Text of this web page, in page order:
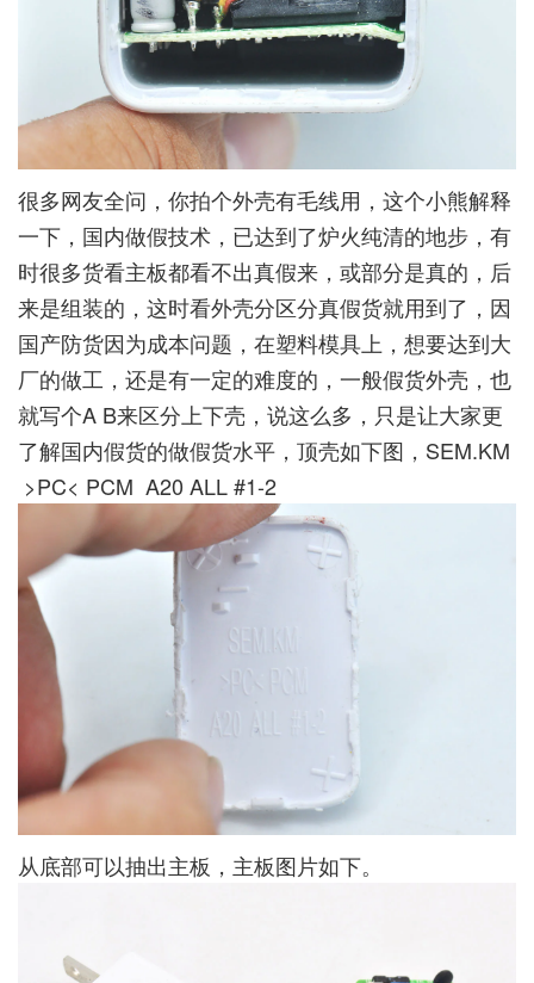
很多网友全问，你拍个外壳有毛线用，这个小熊解释
一下，国内做假技术，已达到了炉火纯清的地步，有
时很多货看主板都看不出真假来，或部分是真的，后
来是组装的，这时看外壳分区分真假货就用到了，因
国产防货因为成本问题，在塑料模具上，想要达到大
厂的做工，还是有一定的难度的，一般假货外壳，也
就写个A B来区分上下壳，说这么多，只是让大家更
了解国内假货的做假货水平，顶壳如下图，SEM.KM
>PC< PCM A20 ALL #1-2
从底部可以抽出主板，主板图片如下。